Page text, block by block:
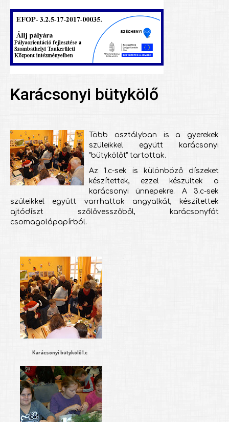
Karácsonyi bütykölő
Több osztályban is a gyerekek
szüleikkel együtt karácsonyi
"bütykölőt" tartottak.
Az 1.c-sek is különböző díszeket
készítettek, ezzel készültek a
karácsonyi ünnepekre. A 3.c-sek
szüleikkel együtt varrhattak angyalkát, készítettek
ajtódíszt szőlővesszőből, karácsonyfát
csomagolópapírból.
Karácsonyi bütykölő 1.c